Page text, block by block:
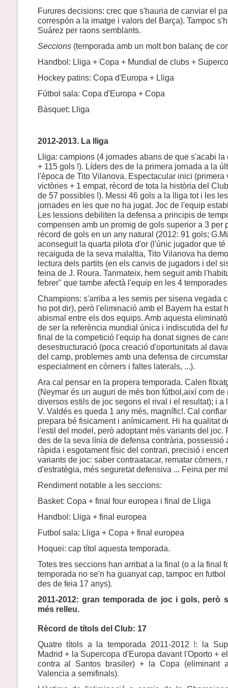
Furures decisions: crec que s'hauria de canviar el
correspón a la imatge i valors del Barça). Tampoc
Suárez per raons semblants.
Seccions (temporada amb un molt bon balanç de
Handbol: Lliga + Copa + Mundial de clubs +
Hockey patins: Copa d'Europa + Lliga
Fútbol sala: Copa d'Europa + Copa
Bàsquet: Lliga
2012-2013. La lliga
Lliga: campions (4 jornades abans de que s'acabi la
+ 115 gols !). Líders des de la primera jornada a la
l'època de Tito Vilanova. Espectacular inici (primera
victòries + 1 empat, rècord de tota la història del
de 57 possibles !). Messi 46 gols a la lliga tot i les
jornades en les que no ha jugat. Joc de l'equip
Les lessions debiliten la defensa a principis de
compensen amb un promig de gols superior a 3 per
rècord de gols en un any natural (2012: 91 gols;
aconseguit la quarta pilota d'or (l'únic jugador que
recaiguda de la seva malaltia, Tito Vilanova ha
lectura dels partits (en els canvis de jugadors i del
feina de J. Roura. Tanmateix, hem seguit amb
febrer" que tambe afectà l'equip en les 4
Champions: s'arriba a les semis per sisena vegada
ho pot dir), però l'eliminació amb el Bayern ha estat
abismal entre els dos equips. Amb aquesta
de ser la referència mundial única i indiscutida del
final de la competició l'equip ha donat signes de
desestructuració (poca creació d'oportunitats al
del camp, problemes amb una defensa de
especialment en còrners i faltes laterals, ...).
Ara cal pensar en la propera temporada. Calen
(Neymar és un auguri de més bon fútbol,així com
diversos estils de joc segons el rival i el resultat); i a
V. Valdés es queda 1 any més, magnífic!. Cal
prepara bé fisicament i anímicament. Hi ha qualitat
l'estil del model, però adoptant més variants del joc.
des de la seva línia de defensa contrària, possessió
ràpida i esgotament físic del contrari, precisió i
variants de joc: saber contraatacar, rematar còrners,
d'estratègia, més seguretat defensiva ... Feina per
Rendiment notable a les seccions:
Basket: Copa + final four europea i final de Lliga
Handbol: Lliga + final europea
Futbol sala: Lliga + Copa + final europea
Hoquei: cap títol aquesta temporada.
Totes tres seccions han arribat a la final (o a la final
temporada no se'n ha guanyat cap, tampoc en
des de feia 17 anys).
2011-2012: gran temporada de joc i gols, però
més relleu.
Rècord de títols del Club: 17
Quatre títols a la temporada 2011-2012 !: la
Madrid + la Supercopa d'Europa davant l'Oporto +
contra al Santos brasiler) + la Copa (eliminant
Valencia a semifinals).